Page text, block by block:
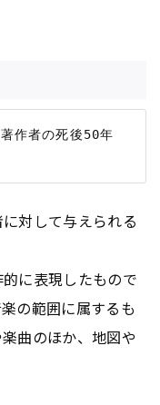
著作者の死後50年
対して与えられる
に表現したもので
の範囲に属するも
曲のほか、地図や